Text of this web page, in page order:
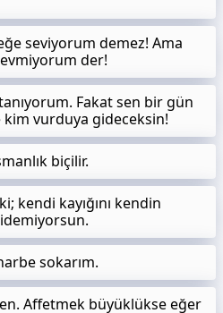
seviyorum demez! Ama
der!
Fakat sen bir gün
vurduya gideceksin!
biçilir.
kendi kayığını kendin
sokarım.
Affetmek büyüklükse eğer